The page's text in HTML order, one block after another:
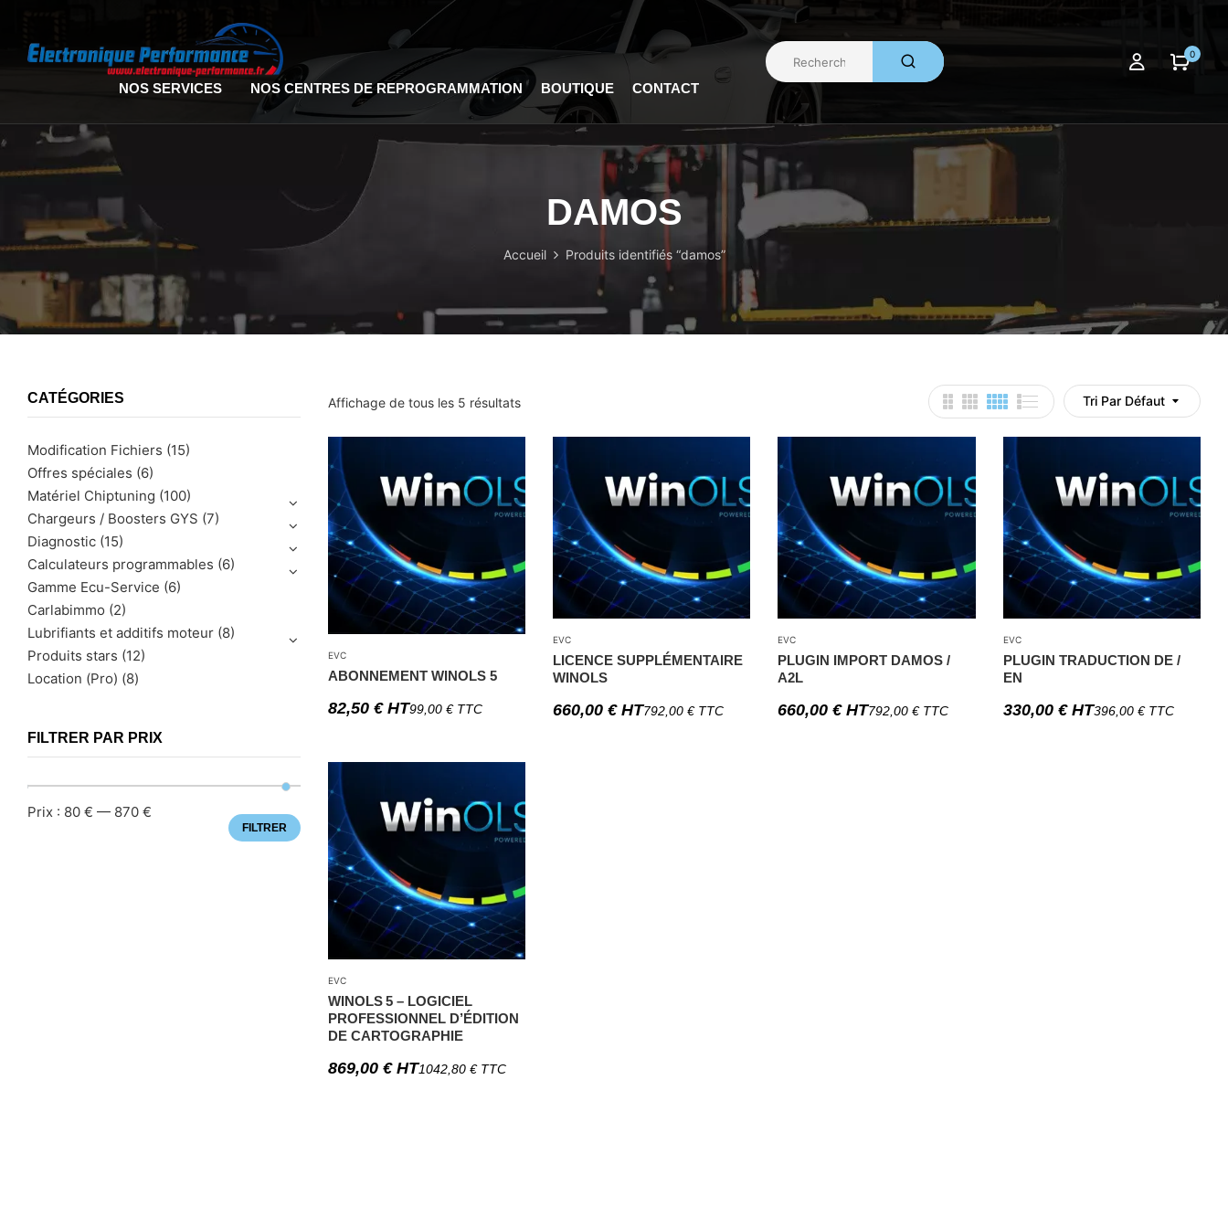
NOS SERVICES NOS CENTRES DE REPROGRAMMATION BOUTIQUE CONTACT
0
DAMOS
Accueil Produits identifiés “damos”
CATÉGORIES
Modification Fichiers (15)
Offres spéciales (6)
Matériel Chiptuning (100)
Chargeurs / Boosters GYS (7)
Diagnostic (15)
Calculateurs programmables (6)
Gamme Ecu-Service (6)
Carlabimmo (2)
Lubrifiants et additifs moteur (8)
Produits stars (12)
Location (Pro) (8)
FILTRER PAR PRIX
FILTRER
Prix : 80 € — 870 €
Tri Par Défaut
Affichage de tous les 5 résultats
EVC
ABONNEMENT WINOLS 5
82,50 €HT99,00 €TTC
EVC
LICENCE SUPPLÉMENTAIRE
WINOLS
660,00 €HT792,00 €TTC
EVC
PLUGIN IMPORT DAMOS /
A2L
660,00€HT792,00€TTC
EVC
PLUGIN TRADUCTION DE /
EN
330,00 €HT396,00 €TTC
EVC
WINOLS 5 – LOGICIEL
PROFESSIONNEL D’ÉDITION
DE CARTOGRAPHIE
869,00 €HT1042,80 €TTC